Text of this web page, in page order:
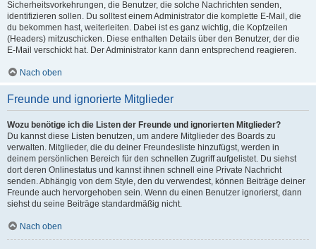
Sicherheitsvorkehrungen, die Benutzer, die solche Nachrichten senden,
identifizieren sollen. Du solltest einem Administrator die komplette E-Mail, die
du bekommen hast, weiterleiten. Dabei ist es ganz wichtig, die Kopfzeilen
(Headers) mitzuschicken. Diese enthalten Details über den Benutzer, der die
E-Mail verschickt hat. Der Administrator kann dann entsprechend reagieren.
Nach oben
Freunde und ignorierte Mitglieder
Wozu benötige ich die Listen der Freunde und ignorierten Mitglieder?
Du kannst diese Listen benutzen, um andere Mitglieder des Boards zu
verwalten. Mitglieder, die du deiner Freundesliste hinzufügst, werden in
deinem persönlichen Bereich für den schnellen Zugriff aufgelistet. Du siehst
dort deren Onlinestatus und kannst ihnen schnell eine Private Nachricht
senden. Abhängig von dem Style, den du verwendest, können Beiträge deiner
Freunde auch hervorgehoben sein. Wenn du einen Benutzer ignorierst, dann
siehst du seine Beiträge standardmäßig nicht.
Nach oben